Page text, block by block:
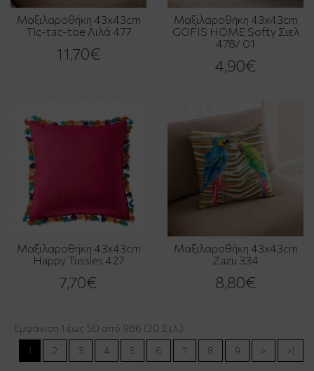
Μαξιλαροθήκη 43x43cm
Tic-tac-toe Λιλά 477
11,70€
Μαξιλαροθήκη 43x43cm
GOFIS HOME Softy Σιελ
478/ 01
4,90€
Μαξιλαροθήκη 43x43cm
Happy Tussles 427
7,70€
Μαξιλαροθήκη 43x43cm
Zazu 334
8,80€
Εμφάνιση 1 έως 50 από 986 (20 Σελ.)
1
2 3 4 5 6 7 8 9 > >|